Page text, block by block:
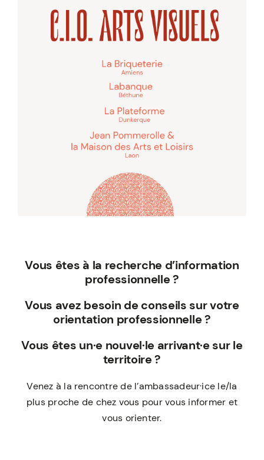
Vous êtes à la recherche d’information
professionnelle ?
Vous avez besoin de conseils sur votre
orientation professionnelle ?
Vous êtes un·e nouvel·le arrivant·e sur le
territoire ?
Venez à la rencontre de l’ambassadeur·ice le/la
plus proche de chez vous pour vous informer et
vous orienter.